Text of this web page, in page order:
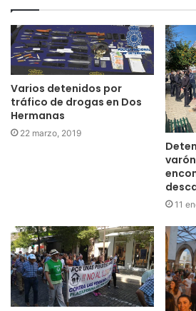
Varios detenidos por
tráfico de drogas en Dos
Hermanas
22 marzo, 2019
11